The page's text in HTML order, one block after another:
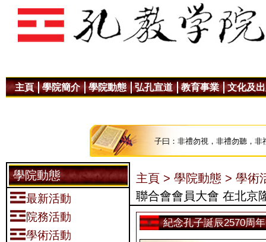
主頁 學院簡介 學院動態 弘孔宣道 教育事業 文化及
子曰：非禮勿視，非禮勿聽，非
學院動態
最新活動
院務活動
學術活動
主頁 > 學院動態 > 學術
聯合會會員大會 在北京
紀念孔子誕辰2570周